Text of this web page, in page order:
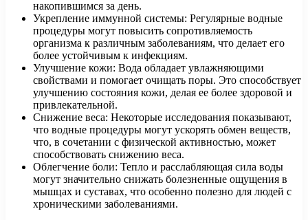
накопившимся за день.
Укрепление иммунной системы: Регулярные водные
процедуры могут повысить сопротивляемость
организма к различным заболеваниям, что делает его
более устойчивым к инфекциям.
Улучшение кожи: Вода обладает увлажняющими
свойствами и помогает очищать поры. Это способствует
улучшению состояния кожи, делая ее более здоровой и
привлекательной.
Снижение веса: Некоторые исследования показывают,
что водные процедуры могут ускорять обмен веществ,
что, в сочетании с физической активностью, может
способствовать снижению веса.
Облегчение боли: Тепло и расслабляющая сила воды
могут значительно снижать болезненные ощущения в
мышцах и суставах, что особенно полезно для людей с
хроническими заболеваниями.